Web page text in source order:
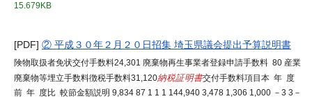
15.679KB
[PDF] ② 平成３０年２月２０日招集 埼玉県議会提出予算説明書
険物取扱者免状交付手数料24,301 廃棄物再生事業者登録申請手数料 80 産業
廃棄物等埋立手数料徴税手数料31,120納税証明書交付手数料項目本 年 度
前 年 度比 較節金額説明 9,834 87 1 1 1 144,940 3,478 1,306 1,000 －3 3－